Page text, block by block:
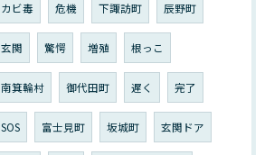
カビ毒 危機 下諏訪町 辰野町
玄関 驚愕 増殖 根っこ
南箕輪村 御代田町 遅く 完了
SOS 富士見町 坂城町 玄関ドア